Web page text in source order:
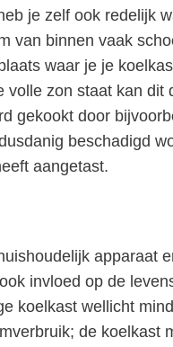
je zelf ook redelijk
van binnen vaak
waar je je
zon staat kan dit
gekookt door
beschadigd
aangetast.
apparaat
invloed op de
koelkast wellicht
de koelkast